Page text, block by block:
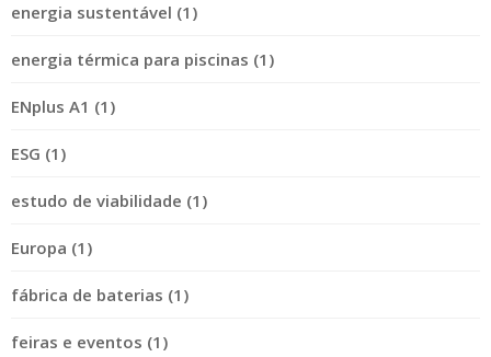
energia sustentável (1)
energia térmica para piscinas (1)
ENplus A1 (1)
ESG (1)
estudo de viabilidade (1)
Europa (1)
fábrica de baterias (1)
feiras e eventos (1)